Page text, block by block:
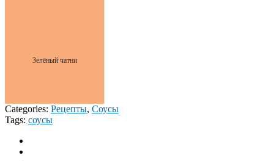
Зелёный чатни
Categories: Рецепты, Соусы
Tags: соусы